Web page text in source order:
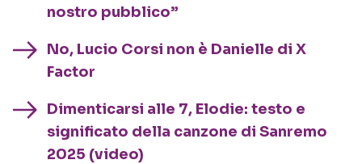
nostro pubblico”
No, Lucio Corsi non è Danielle di X
Factor
Dimenticarsi alle 7, Elodie: testo e
significato della canzone di Sanremo
2025 (video)